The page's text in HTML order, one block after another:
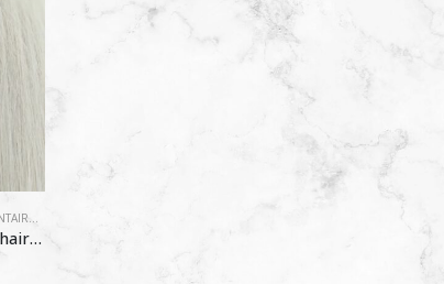
JEREMY
Collection Genius Pro hair / #60A Blond Artic (R)